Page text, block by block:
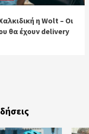
η Wolt – Οι
θα έχουν delivery